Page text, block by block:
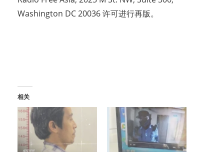
Washington DC 20036 许可进行再版。
相关